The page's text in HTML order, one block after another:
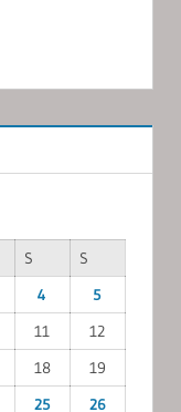
S
S
4
5
11
12
18
19
25
26